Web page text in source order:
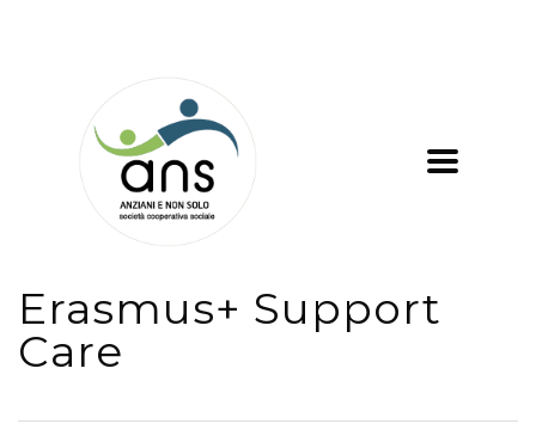
Erasmus+ Support
Care